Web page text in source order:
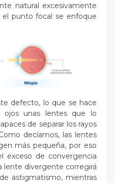
natural excesivamente
punto focal se enfoque
defecto, lo que se hace
unas lentes que lo
de separar los rayos
decíamos, las lentes
más pequeña, por eso
exceso de convergencia
lente divergente corregirá
astigmatismo, mientras